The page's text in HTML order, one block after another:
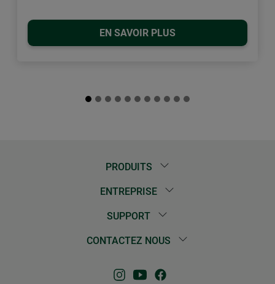
EN SAVOIR PLUS
PRODUITS
ENTREPRISE
SUPPORT
CONTACTEZ NOUS